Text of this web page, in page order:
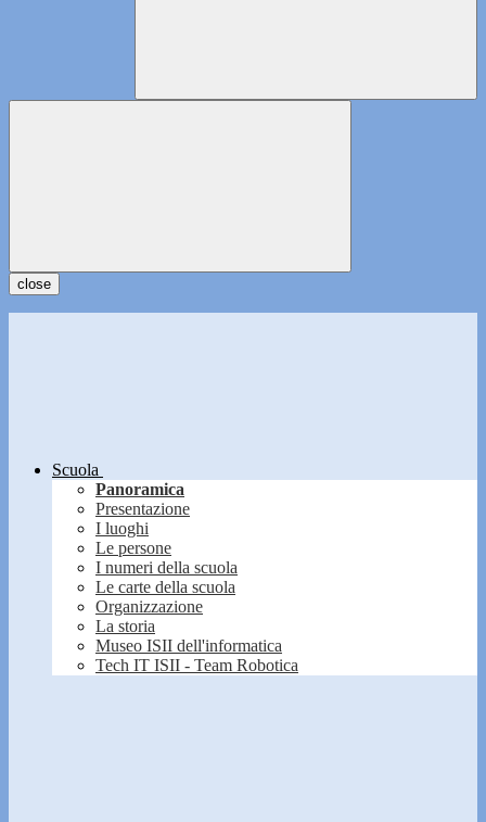
close
Scuola
Panoramica
Presentazione
I luoghi
Le persone
I numeri della scuola
Le carte della scuola
Organizzazione
La storia
Museo ISII dell'informatica
Tech IT ISII - Team Robotica